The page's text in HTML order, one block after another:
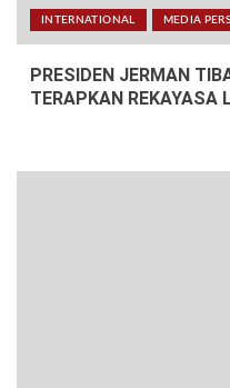
INTERNATIONAL MEDIA
PRESIDEN JERMAN
TERAPKAN REKAYASA